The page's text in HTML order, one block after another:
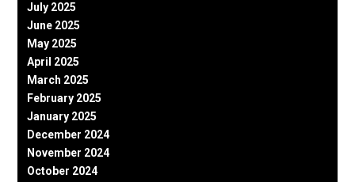
July 2025
June 2025
May 2025
April 2025
March 2025
February 2025
January 2025
December 2024
November 2024
October 2024